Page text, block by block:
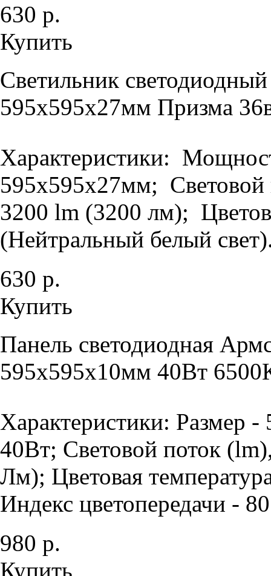
630 р.
Купить
Светильник
595х595х27мм Призма
Характеристики:
595х595х27мм; Световой
3200 lm (3200 лм);
(Нейтральный белый
630 р.
Купить
Панель светодиодная
595х595х10мм 40Вт
Характеристики: Размер
40Вт; Световой поток
Лм); Цветовая
Индекс цветопередачи -
980 р.
Купить